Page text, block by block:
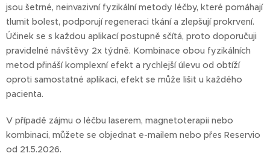
jsou šetrné, neinvazivní fyzikální metody léčby, které pomáhají
tlumit bolest, podporují regeneraci tkání a zlepšují prokrvení.
Účinek se s každou aplikací postupně sčítá, proto doporučuji
pravidelné návštěvy 2x týdně. Kombinace obou fyzikálních
metod přináší komplexní efekt a rychlejší úlevu od obtíží
oproti samostatné aplikaci, efekt se může lišit u každého
pacienta.
V případě zájmu o léčbu laserem, magnetoterapii nebo
kombinaci, můžete se objednat e-mailem nebo přes Reservio
od 21.5.2026.